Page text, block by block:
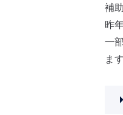
補
昨
一
ます